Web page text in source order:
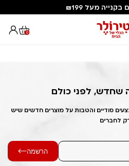
מעל ₪199
0 Out of Stock Alert 2025/03/
לפני כולם
סודיים והטבות על מוצרים חדשים שיש
לחברים
הרשמה